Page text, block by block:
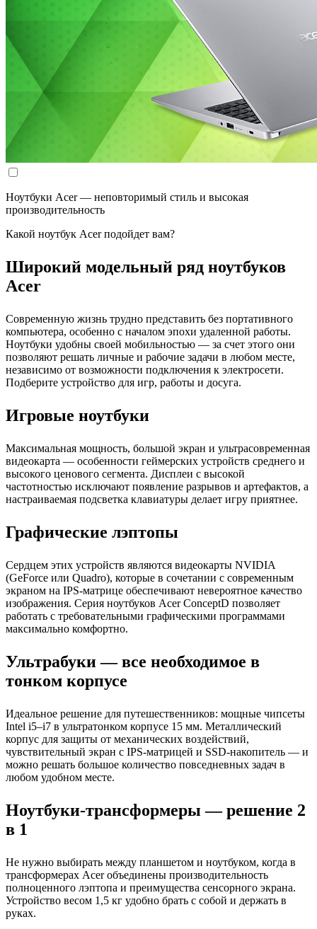
Ноутбуки Acer — неповторимый стиль и высокая
производительность
Какой ноутбук Acer подойдет вам?
Широкий модельный ряд ноутбуков
Acer
Современную жизнь трудно представить без портативного
компьютера, особенно с началом эпохи удаленной работы.
Ноутбуки удобны своей мобильностью — за счет этого они
позволяют решать личные и рабочие задачи в любом месте,
независимо от возможности подключения к электросети.
Подберите устройство для игр, работы и досуга.
Игровые ноутбуки
Максимальная мощность, большой экран и ультрасовременная
видеокарта — особенности геймерских устройств среднего и
высокого ценового сегмента. Дисплеи с высокой
частотностью исключают появление разрывов и артефактов, а
настраиваемая подсветка клавиатуры делает игру приятнее.
Графические лэптопы
Сердцем этих устройств являются видеокарты NVIDIA
(GeForce или Quadro), которые в сочетании с современным
экраном на IPS-матрице обеспечивают невероятное качество
изображения. Серия ноутбуков Acer ConceptD позволяет
работать с требовательными графическими программами
максимально комфортно.
Ультрабуки — все необходимое в
тонком корпусе
Идеальное решение для путешественников: мощные чипсеты
Intel i5–i7 в ультратонком корпусе 15 мм. Металлический
корпус для защиты от механических воздействий,
чувствительный экран с IPS-матрицей и SSD-накопитель — и
можно решать большое количество повседневных задач в
любом удобном месте.
Ноутбуки-трансформеры — решение 2
в 1
Не нужно выбирать между планшетом и ноутбуком, когда в
трансформерах Acer объединены производительность
полноценного лэптопа и преимущества сенсорного экрана.
Устройство весом 1,5 кг удобно брать с собой и держать в
руках.